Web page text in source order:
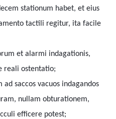
stationum habet, et eius
tactili regitur, ita facile
et alarmi indagationis,
reali ostentatio;
saccos vacuos indagandos
nullam obturationem,
efficere potest;